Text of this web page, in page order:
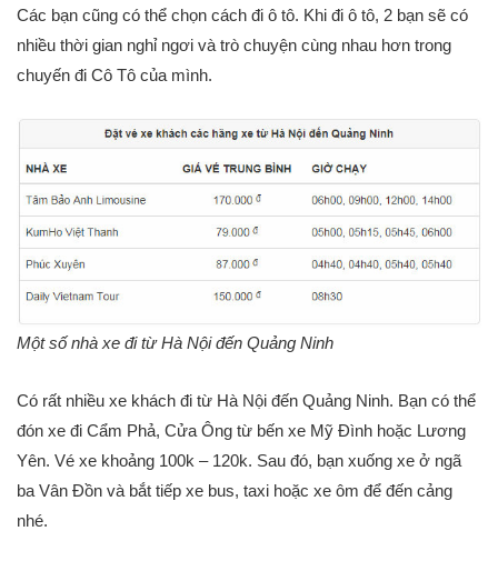
Các bạn cũng có thể chọn cách đi ô tô. Khi đi ô tô, 2 bạn sẽ có
nhiều thời gian nghỉ ngơi và trò chuyện cùng nhau hơn trong
chuyến đi Cô Tô của mình.
Một số nhà xe đi từ Hà Nội đến Quảng Ninh
Có rất nhiều xe khách đi từ Hà Nội đến Quảng Ninh. Bạn có thể
đón xe đi Cẩm Phả, Cửa Ông từ bến xe Mỹ Đình hoặc Lương
Yên. Vé xe khoảng 100k – 120k. Sau đó, bạn xuống xe ở ngã
ba Vân Đồn và bắt tiếp xe bus, taxi hoặc xe ôm để đến cảng
nhé.